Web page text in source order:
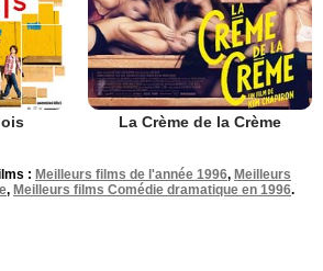
La Crème de la Crème
: Meilleurs films de l'année 1996, Meilleurs
, Meilleurs films Comédie dramatique en 1996.